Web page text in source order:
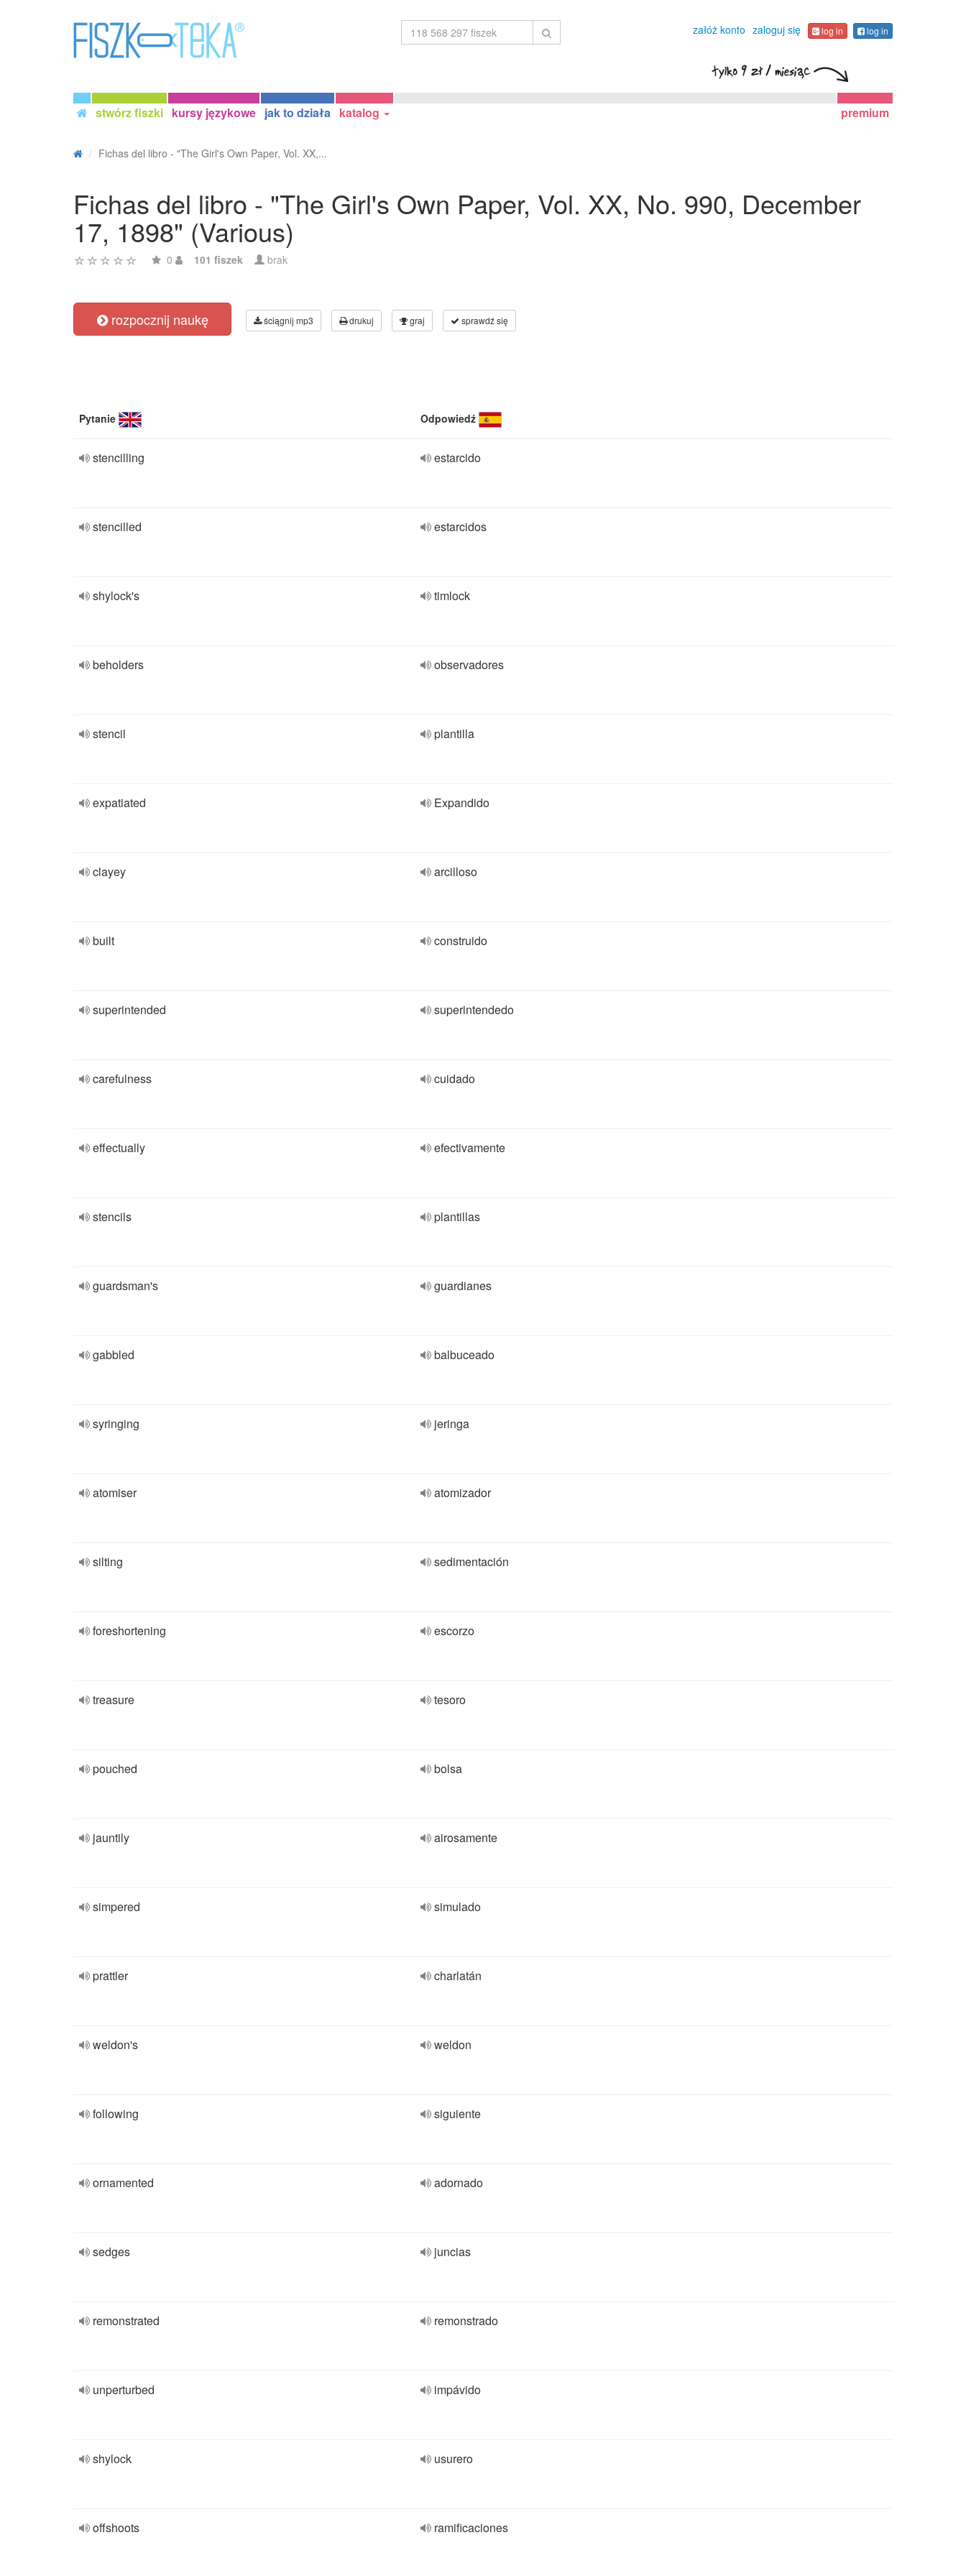
załóż konto zaloguj się log in log in
stwórz fiszki kursy językowe jak to działa katalog premium
Fichas del libro - "The Girl's Own Paper, Vol. XX,...
Fichas del libro - "The Girl's Own Paper, Vol. XX, No. 990, December
17, 1898" (Various)
0 101 fiszek brak
rozpocznij naukę ściągnij mp3 drukuj graj sprawdź się
Pytanie Odpowiedź
stencilling estarcido
stencilled estarcidos
shylock's timlock
beholders observadores
stencil plantilla
expatiated Expandido
clayey arcilloso
built construido
superintended superintendedo
carefulness cuidado
effectually efectivamente
stencils plantillas
guardsman's guardianes
gabbled balbuceado
syringing jeringa
atomiser atomizador
silting sedimentación
foreshortening escorzo
treasure tesoro
pouched bolsa
jauntily airosamente
simpered simulado
prattler charlatán
weldon's weldon
following siguiente
ornamented adornado
sedges juncias
remonstrated remonstrado
unperturbed impávido
shylock usurero
offshoots ramificaciones